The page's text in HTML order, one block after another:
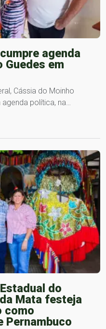
agenda
Guedes em
Cássia do Moinho
política, na…
do
Mata festeja
como
Pernambuco